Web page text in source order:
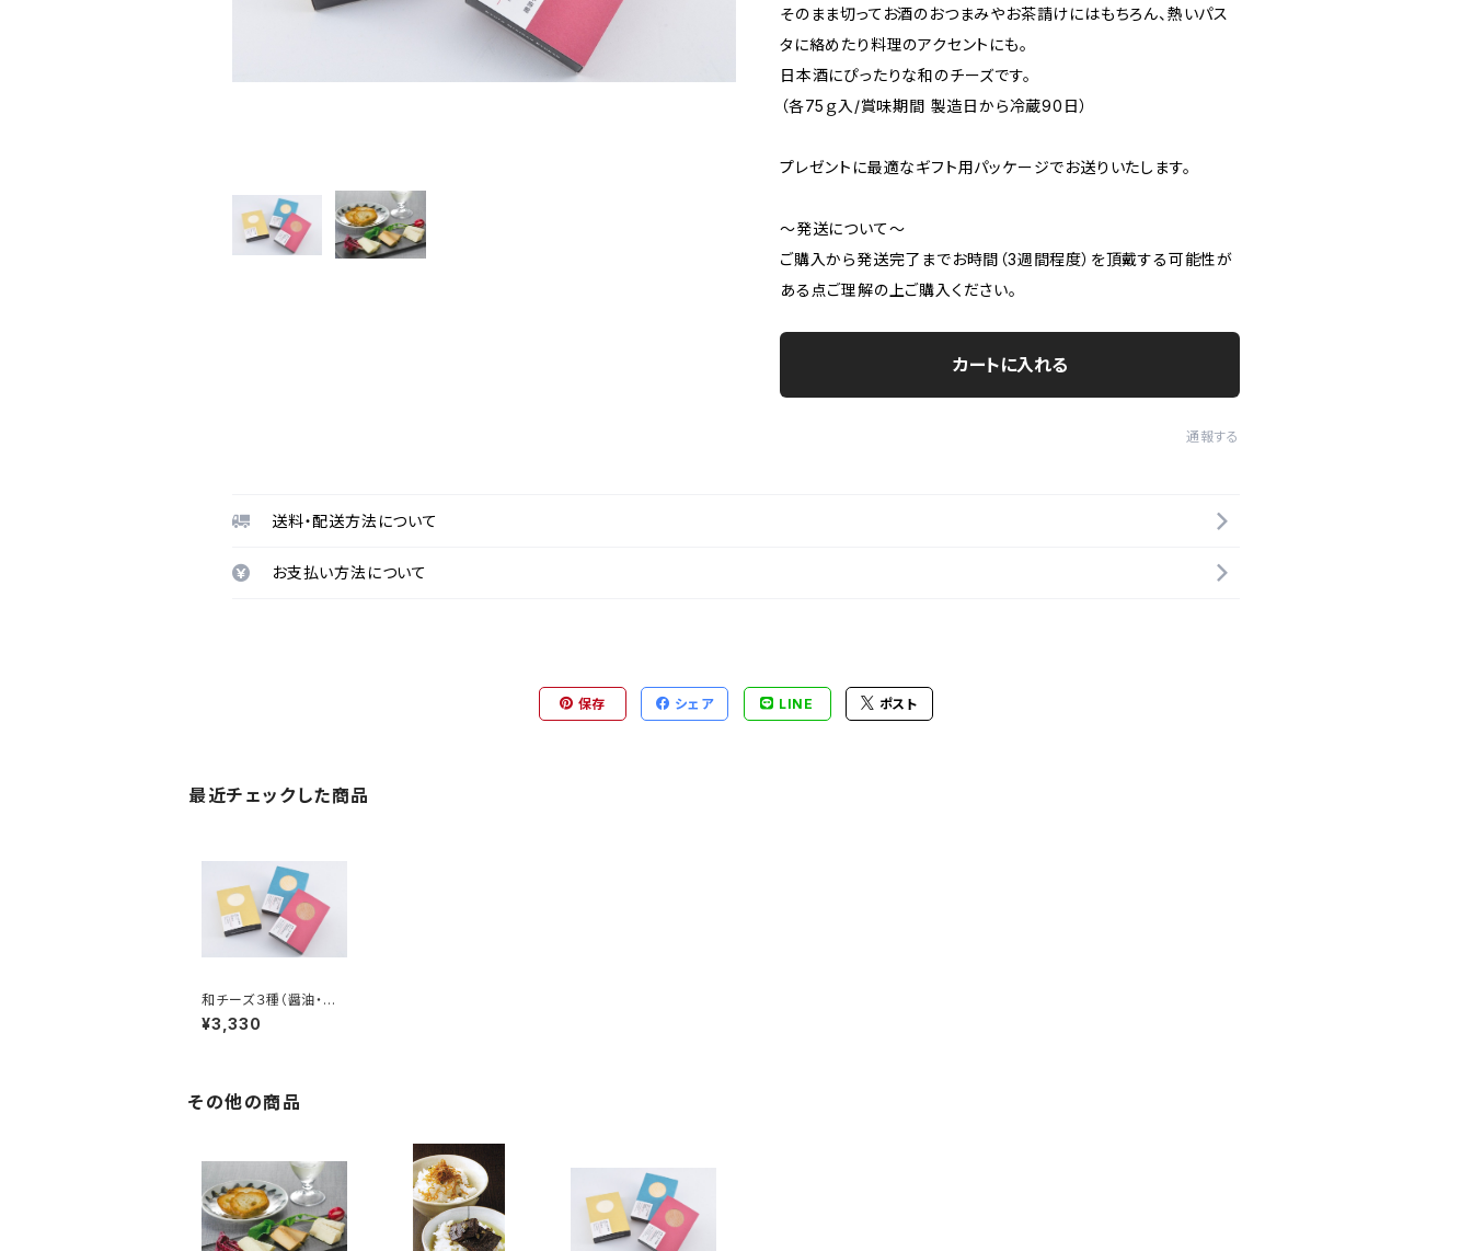
そのまま切ってお酒のおつまみやお茶請けにはもちろん、熱いパス
タに絡めたり料理のアクセントにも。
日本酒にぴったりな和のチーズです。
（各75ｇ入/賞味期間 製造日から冷蔵90日）
プレゼントに最適なギフト用パッケージでお送りいたします。
～発送について～
ご購入から発送完了までお時間（3週間程度）を頂戴する可能性が
ある点ご理解の上ご購入ください。
カートに入れる
通報する
送料・配送方法について
お支払い方法について
保存 シェア LINE ポスト
最近チェックした商品
和チーズ３種（醤油・白
味噌・吟醸酒粕）ギフト
パッケージ
¥3,330
その他の商品